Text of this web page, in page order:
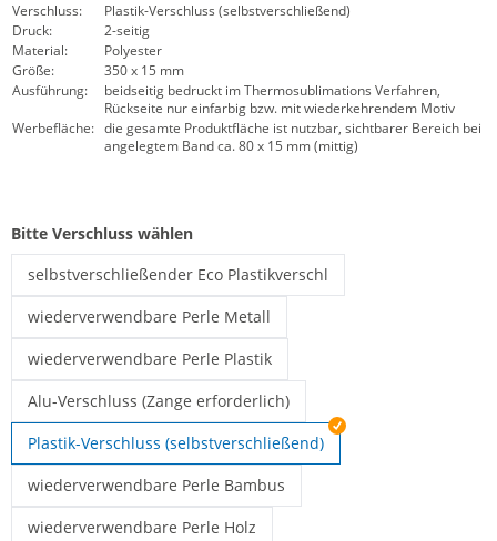
Verschluss:
Plastik-Verschluss (selbstverschließend)
Druck:
2-seitig
Material:
Polyester
Größe:
350 x 15 mm
Ausführung:
beidseitig bedruckt im Thermosublimations Verfahren,
Rückseite nur einfarbig bzw. mit wiederkehrendem Motiv
Werbefläche: die gesamte Produktfläche ist nutzbar, sichtbarer Bereich bei
angelegtem Band ca. 80 x 15 mm (mittig)
Bitte Verschluss wählen
selbstverschließender Eco Plastikverschl
Stoffarmbänder bedruckt | selbstverschließender Eco
wiederverwendbare Perle Metall
Stoffarmbänder bedruckt | wiederverwendbare Perle Metall
wiederverwendbare Perle Plastik
Stoffarmbänder bedruckt | wiederverwendbare Perle Plastik
Alu-Verschluss (Zange erforderlich)
Einlassbänder Stoff bedruckt | Alu-Verschluss (Zange
Plastik-Verschluss (selbstverschließend)
wiederverwendbare Perle Bambus
Stoffarmbänder bedruckt | wiederverwendbare Perle Bambus
wiederverwendbare Perle Holz